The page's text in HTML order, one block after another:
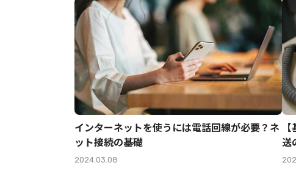
インターネットを使うには電話回線が必要？ネ
ット接続の基礎
2024.03.08
送